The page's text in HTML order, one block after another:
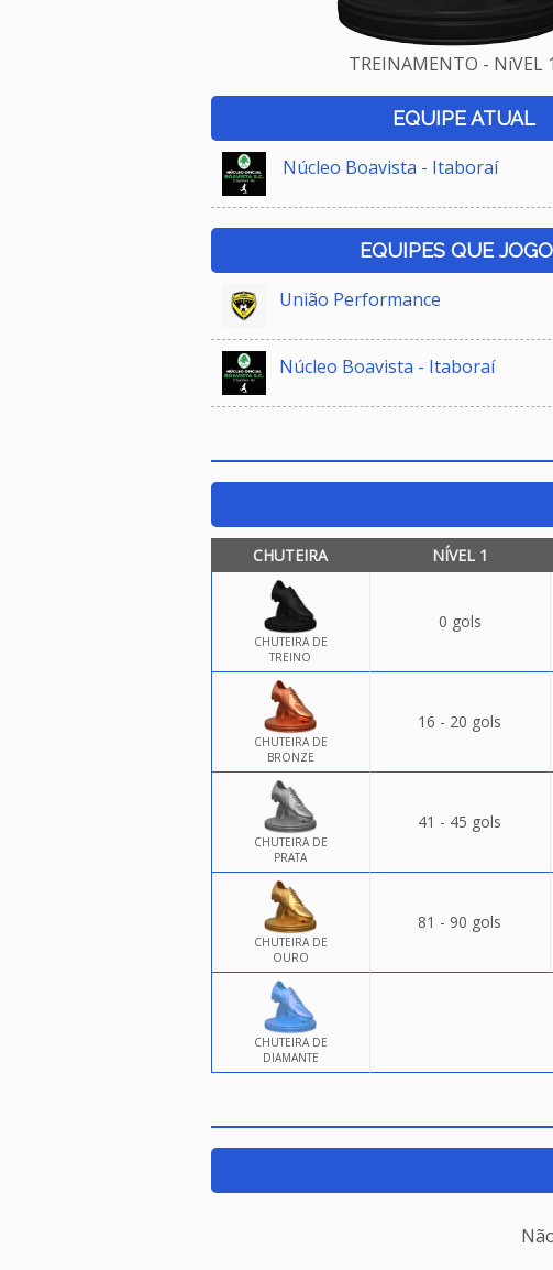
TREINAMENTO - NíVEL 1
EQUIPE ATUAL
Núcleo Boavista - Itaboraí
EQUIPES QUE
União Performance
Núcleo Boavista - Itaboraí
CHUTEIRA NÍVEL 1
CHUTEIRA DE
TREINO
0 gols
CHUTEIRA DE
BRONZE
16 - 20 gols
CHUTEIRA DE
PRATA
41 - 45 gols
CHUTEIRA DE
OURO
81 - 90 gols
CHUTEIRA DE
DIAMANTE